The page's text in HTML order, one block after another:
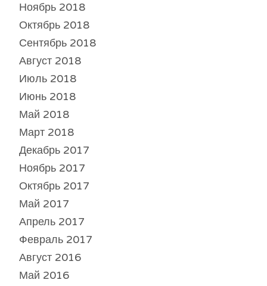
Ноябрь 2018
Октябрь 2018
Сентябрь 2018
Август 2018
Июль 2018
Июнь 2018
Май 2018
Март 2018
Декабрь 2017
Ноябрь 2017
Октябрь 2017
Май 2017
Апрель 2017
Февраль 2017
Август 2016
Май 2016